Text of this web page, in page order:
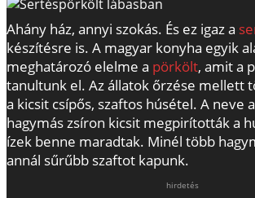
Ahány ház, annyi szokás. És ez igaz a
készítésre is. A magyar konyha egyik
meghatározó elelme a pörkölt, amit a
tanultunk el. Az állatok őrzése mellett
a kicsit csípős, szaftos húsétel. A neve
hagymás zsíron kicsit megpirították a
ízek benne maradtak. Minél több
annál sűrűbb szaftot kapunk.
hirdetés